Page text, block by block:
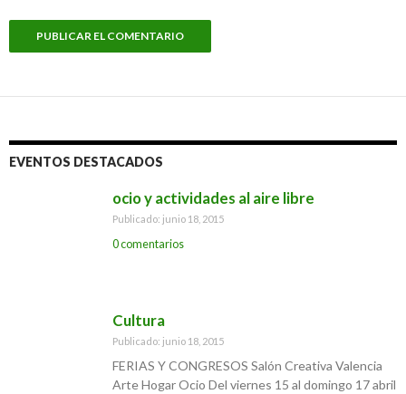
EVENTOS DESTACADOS
ocio y actividades al aire libre
Publicado: junio 18, 2015
0 comentarios
Cultura
Publicado: junio 18, 2015
FERIAS Y CONGRESOS Salón Creativa Valencia
Arte Hogar Ocio Del viernes 15 al domingo 17 abril